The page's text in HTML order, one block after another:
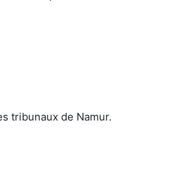
tribunaux de Namur.